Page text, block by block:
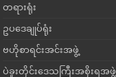
တရားရုံး
ဥပဒေချုပ်ရုံး
ဗဟိုစာရင်းအင်းအဖွဲ့
ပဲခူးတိုင်းဒေသကြီးအစိုးရအဖွဲ့